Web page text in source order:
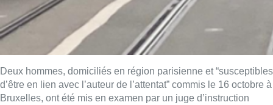
Deux hommes, domiciliés en région parisienne et “susceptibles
d’être en lien avec l’auteur de l’attentat” commis le 16 octobre à
Bruxelles, ont été mis en examen par un juge d’instruction